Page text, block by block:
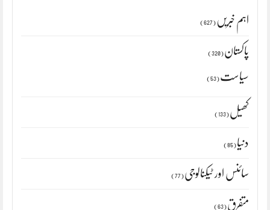
اہم خبریں (627)
پاکستان (320)
سیاست (53)
کھیل (133)
دنیا (85)
سائنس اور ٹیکنالوجی (77)
متفرق (63)